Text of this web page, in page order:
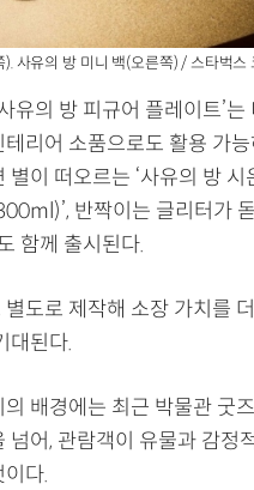
사유의 방 미니 백(오른쪽) / 스타벅스
유의 방 피규어 플레이트’
리어 소품으로도 활용 가
별이 떠오르는 ‘사유의 방
반짝이는 글리터가
함께 출시된다.
도로 제작해 소장 가치를
대된다.
배경에는 최근 박물관 굿
넘어, 관람객이 유물과 감
다.